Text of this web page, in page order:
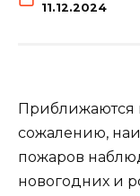
11.12.2024
Приближаются
сожалению,
пожаров
новогодних и